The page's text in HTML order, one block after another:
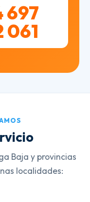
697
061
Baja y provincias
localidades: